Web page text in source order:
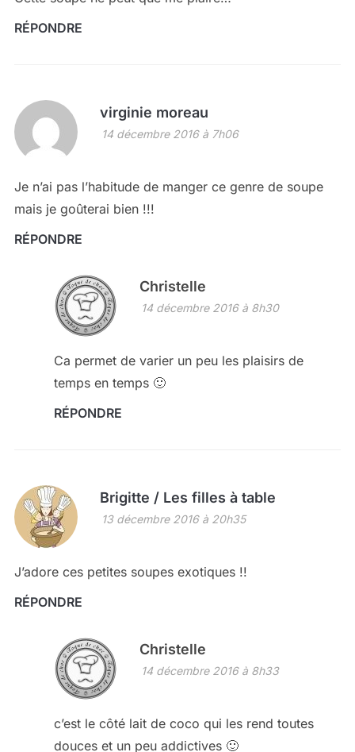
RÉPONDRE
virginie moreau
14 décembre 2016 à 7h06
Je n’ai pas l’habitude de manger ce genre de soupe
mais je goûterai bien !!!
RÉPONDRE
Christelle
14 décembre 2016 à 8h30
Ca permet de varier un peu les plaisirs de
temps en temps 🙂
RÉPONDRE
Brigitte / Les filles à table
13 décembre 2016 à 20h35
J’adore ces petites soupes exotiques !!
RÉPONDRE
Christelle
14 décembre 2016 à 8h33
c’est le côté lait de coco qui les rend toutes
douces et un peu addictives 🙂